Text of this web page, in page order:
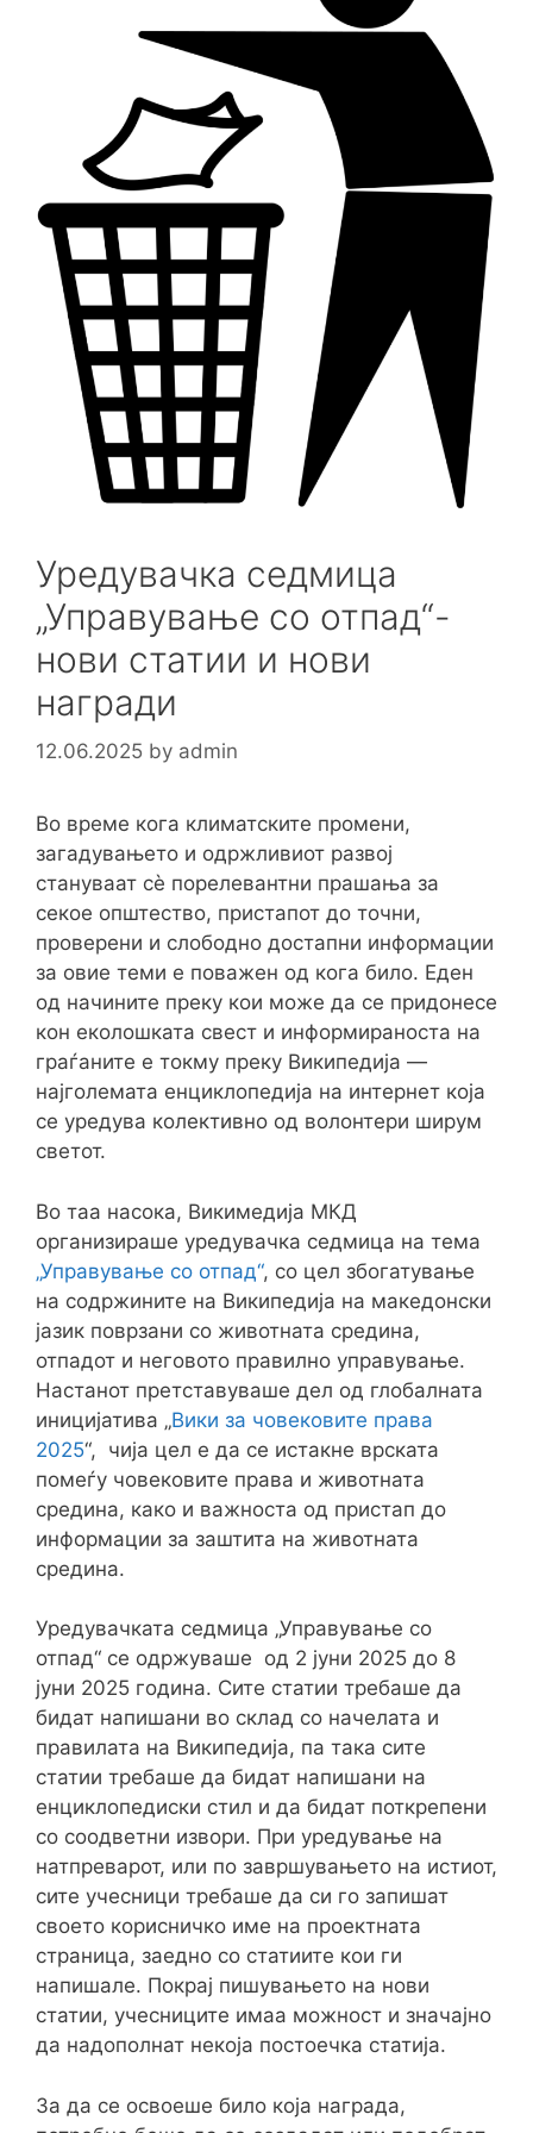
Уредувачка седмица
„Управување со отпад“-
нови статии и нови
награди
12.06.2025 by admin
Во време кога климатските промени,
загадувањето и одржливиот развој
стануваат сè порелевантни прашања за
секое општество, пристапот до точни,
проверени и слободно достапни информации
за овие теми е поважен од кога било. Еден
од начините преку кои може да се придонесе
кон еколошката свест и информираноста на
граѓаните е токму преку Википедија —
најголемата енциклопедија на интернет која
се уредува колективно од волонтери ширум
светот.
Во таа насока, Викимедија МКД
организираше уредувачка седмица на тема
„Управување со отпад“, со цел збогатување
на содржините на Википедија на македонски
јазик поврзани со животната средина,
отпадот и неговото правилно управување.
Настанот претставуваше дел од глобалната
иницијатива „Вики за човековите права
2025“, чија цел е да се истакне врската
помеѓу човековите права и животната
средина, како и важноста од пристап до
информации за заштита на животната
средина.
Уредувачката седмица „Управување со
отпад“ се одржуваше од 2 јуни 2025 до 8
јуни 2025 година. Сите статии требаше да
бидат напишани во склад со начелата и
правилата на Википедија, па така сите
статии требаше да бидат напишани на
енциклопедиски стил и да бидат поткрепени
со соодветни извори. При уредување на
натпреварот, или по завршувањето на истиот,
сите учесници требаше да си го запишат
своето корисничко име на проектната
страница, заедно со статиите кои ги
напишале. Покрај пишувањето на нови
статии, учесниците имаа можност и значајно
да надополнат некоја постоечка статија.
За да се освоеше било која награда,